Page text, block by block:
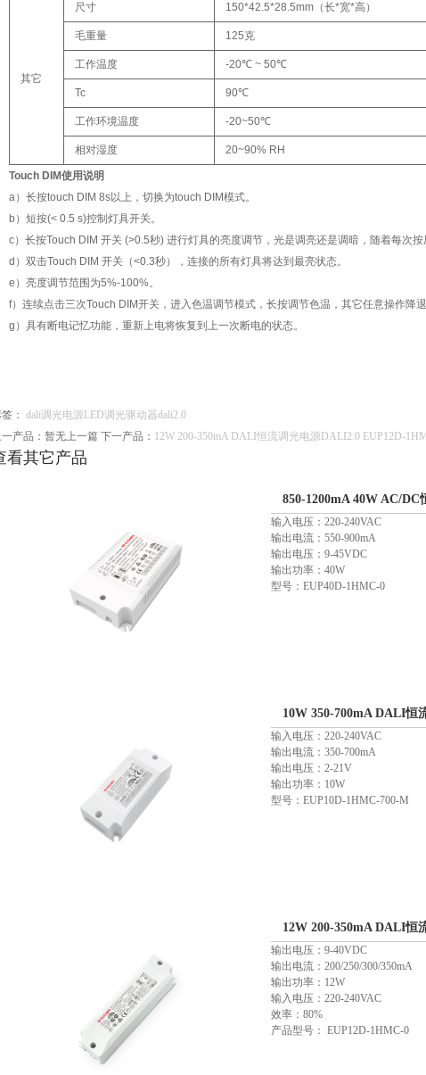
其它
尺寸 150*42.5*28.5mm（长*宽*高）
毛重量 125克
工作温度 -20℃ ~ 50℃
Tc 90℃
工作环境温度 -20~50℃
相对湿度 20~90% RH
Touch DIM使用说明
a）长按touch DIM 8s以上，切换为touch DIM模式。
b）短按(< 0.5 s)控制灯具开关。
c）长按Touch DIM 开关 (>0.5秒) 进行灯具的亮度调节，光是调亮还是调暗，随着每次按
d）双击Touch DIM 开关（<0.3秒），连接的所有灯具将达到最亮状态。
e）亮度调节范围为5%-100%。
f）连续点击三次Touch DIM开关，进入色温调节模式，长按调节色温，其它任意操作降退
g）具有断电记忆功能，重新上电将恢复到上一次断电的状态。
： dali调光电源 LED调光驱动器dali2.0
产品：暂无上一篇 下一产品： 12W 200-350mA DALI恒流调光电源DALI2.0 EUP12D-
看其它产品
850-1200mA 40W AC/
1HMC-0
输入电压：220-240VAC
输出电流：550-900mA
输出电压：9-45VDC
输出功率：40W
型号：EUP40D-1HMC-0
10W 350-700mA DALI恒
输入电压：220-240VAC
输出电流：350-700mA
输出电压：2-21V
输出功率：10W
型号：EUP10D-1HMC-700-M
12W 200-350mA DALI恒
输出电压：9-40VDC
输出电流：200/250/300/350mA
输出功率：12W
输入电压：220-240VAC
效率：80%
产品型号： EUP12D-1HMC-0